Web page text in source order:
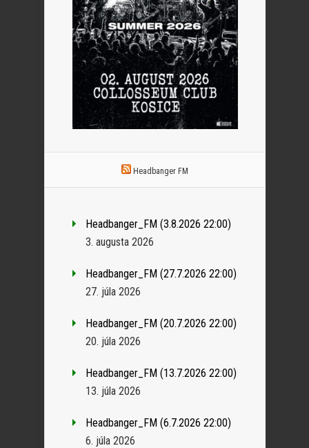
Headbanger FM
Headbanger_FM (3.8.2026 22:00)
3. augusta 2026
Headbanger_FM (27.7.2026 22:00)
27. júla 2026
Headbanger_FM (20.7.2026 22:00)
20. júla 2026
Headbanger_FM (13.7.2026 22:00)
13. júla 2026
Headbanger_FM (6.7.2026 22:00)
6. júla 2026